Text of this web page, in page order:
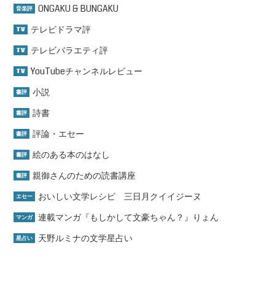
音楽評 ONGAKU & BUNGAKU
TV テレビドラマ評
TV テレビバラエティ評
TV YouTubeチャンネルレビュー
書評 小説
書評 詩書
書評 評論・エセー
書評 絵のある本のはなし
書評 親御さんのための読書講座
エセー おいしい文学レシピ 三日月クイイジーヌ
マンガ 連載マンガ『もしかして文豪ちゃん？』りょん
星占い 天野ルミナの文学星占い